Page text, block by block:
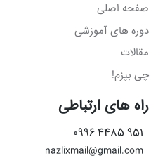
صفحه اصلی
دوره های آموزشی
مقالات
چی بپزم!
راه های ارتباطی
951 4485 0996
nazlixmail@gmail.com